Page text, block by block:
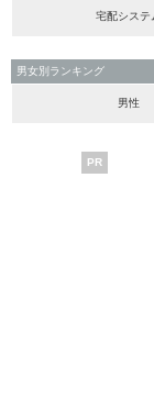
宅配システ
男女別ランキング
男性
PR